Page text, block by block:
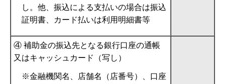
し。他、振込による支払いの場合は振込
証明書、カード払いは利用明細書等
④ 補助金の振込先となる銀行口座の通帳
又はキャッシュカード（写し）
※金融機関名、店舗名（店番号）、口座